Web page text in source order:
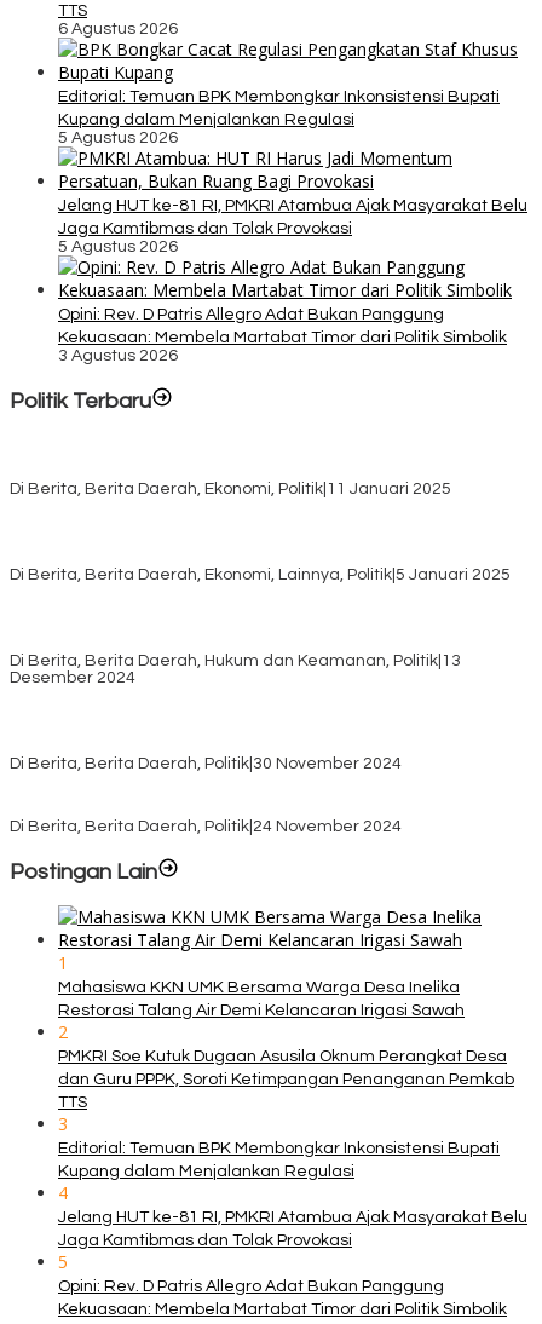
TTS
6 Agustus 2026
Editorial: Temuan BPK Membongkar Inkonsistensi Bupati
Kupang dalam Menjalankan Regulasi
5 Agustus 2026
Jelang HUT ke-81 RI, PMKRI Atambua Ajak Masyarakat Belu
Jaga Kamtibmas dan Tolak Provokasi
5 Agustus 2026
Opini: Rev. D Patris Allegro Adat Bukan Panggung
Kekuasaan: Membela Martabat Timor dari Politik Simbolik
3 Agustus 2026
Politik Terbaru
Di Berita, Berita Daerah, Ekonomi, Politik 11 Januari 2025
Di Berita, Berita Daerah, Ekonomi, Lainnya, Politik 5 Januari 2025
Di Berita, Berita Daerah, Hukum dan Keamanan, Politik 13
Desember 2024
Di Berita, Berita Daerah, Politik 30 November 2024
Di Berita, Berita Daerah, Politik 24 November 2024
Postingan Lain
1
Mahasiswa KKN UMK Bersama Warga Desa Inelika
Restorasi Talang Air Demi Kelancaran Irigasi Sawah
2
PMKRI Soe Kutuk Dugaan Asusila Oknum Perangkat Desa
dan Guru PPPK, Soroti Ketimpangan Penanganan Pemkab
TTS
3
Editorial: Temuan BPK Membongkar Inkonsistensi Bupati
Kupang dalam Menjalankan Regulasi
4
Jelang HUT ke-81 RI, PMKRI Atambua Ajak Masyarakat Belu
Jaga Kamtibmas dan Tolak Provokasi
5
Opini: Rev. D Patris Allegro Adat Bukan Panggung
Kekuasaan: Membela Martabat Timor dari Politik Simbolik